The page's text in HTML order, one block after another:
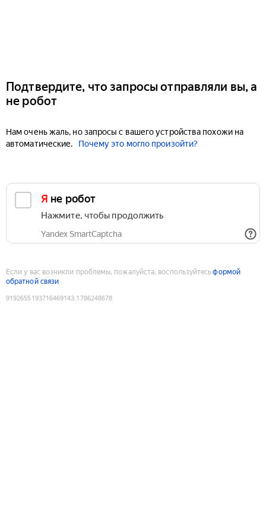
Подтвердите, что запросы отправляли вы, а
не робот
Нам очень жаль, но запросы с вашего устройства похожи на
автоматические.
Почему это могло произойти?
Я не робот
Нажмите, чтобы продолжить
Yandex SmartCaptcha
Если у вас возникли проблемы, пожалуйста, воспользуйтесьформой
обратной связи
9192655193716469143:1786248678